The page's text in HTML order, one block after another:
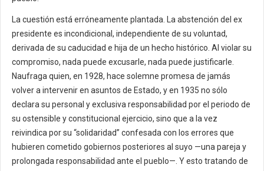
La cuestión está erróneamente plantada. La abstención del ex
presidente es incondicional, independiente de su voluntad,
derivada de su caducidad e hija de un hecho histórico. Al violar su
compromiso, nada puede excusarle, nada puede justificarle.
Naufraga quien, en 1928, hace solemne promesa de jamás
volver a intervenir en asuntos de Estado, y en 1935 no sólo
declara su personal y exclusiva responsabilidad por el periodo de
su ostensible y constitucional ejercicio, sino que a la vez
reivindica por su “solidaridad” confesada con los errores que
hubieren cometido gobiernos posteriores al suyo —una pareja y
prolongada responsabilidad ante el pueblo—. Y esto tratando de